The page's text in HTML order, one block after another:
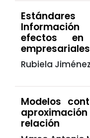
efectos en
Rubiela
Modelos
relación